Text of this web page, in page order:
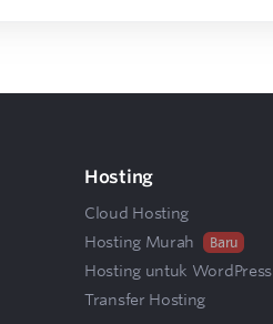
Hosting
Cloud Hosting
Hosting Murah
Baru
Hosting untuk WordPress
Transfer Hosting